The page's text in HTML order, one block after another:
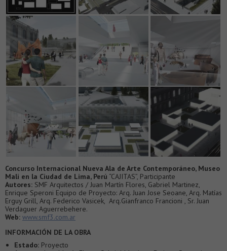
Concurso Internacional Nueva Ala de Arte Contemporáneo, Museo
Mali en la Ciudad de Lima, Perú “CAJITAS”, Participante
Autores: SMF Arquitectos / Juan Martín Flores, Gabriel Martinez,
Enrique Speroni Equipo de Proyecto: Arq. Juan Jose Seoane, Arq. Matías
Erguy Grill, Arq. Federico Vasicek, Arq.Gianfranco Francioni , Sr. Juan
Verdaguer Aguerrebehere.
Web: www.smf3.com.ar
INFORMACIÓN DE LA OBRA
Estado: Proyecto